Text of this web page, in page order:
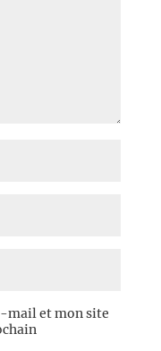
mail et mon site